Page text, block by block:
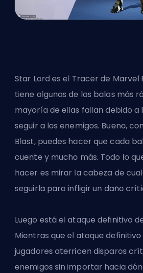
Star Lord es el Tracer de Marvel
tiene algunas de las balas más
mayoría de ellas fallan debido a
seguir a los enemigos. Bueno,
Blast, puedes hacer que cada
cuente y mucho más. Todo lo
hacer es mirar la cabeza de
seguirla para infligir un daño
Luego está el ataque definitivo
Mientras que el ataque
jugadores aterricen disparos
enemigos sin importar hacia